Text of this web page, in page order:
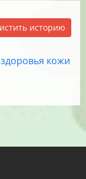
историю
кожи